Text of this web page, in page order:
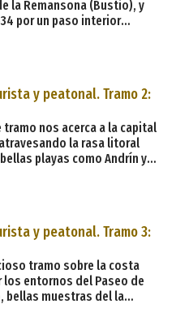
la Remansona (Bustio), y
por un paso interior
m de ancho,
la dir
y peatonal. Tramo 2:
nos acerca a la capital
la rasa litoral
playas como Andrín y
Descripción. En
y peatonal. Tramo 3:
tramo sobre la costa
entornos del Paseo de
bellas muestras del la
calizos y el mar